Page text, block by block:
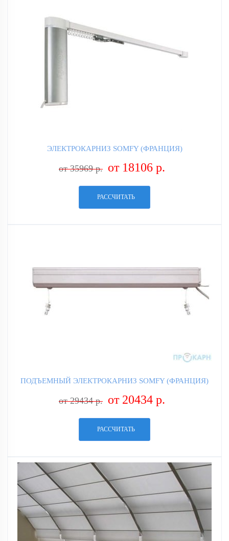
ЭЛЕКТРОКАРНИЗ SOMFY (ФРАНЦИЯ)
от 35969 р. от 18106 р.
РАССЧИТАТЬ
ПОДЪЕМНЫЙ ЭЛЕКТРОКАРНИЗ SOMFY (ФРАНЦИЯ)
от 29434 р. от 20434 р.
РАССЧИТАТЬ